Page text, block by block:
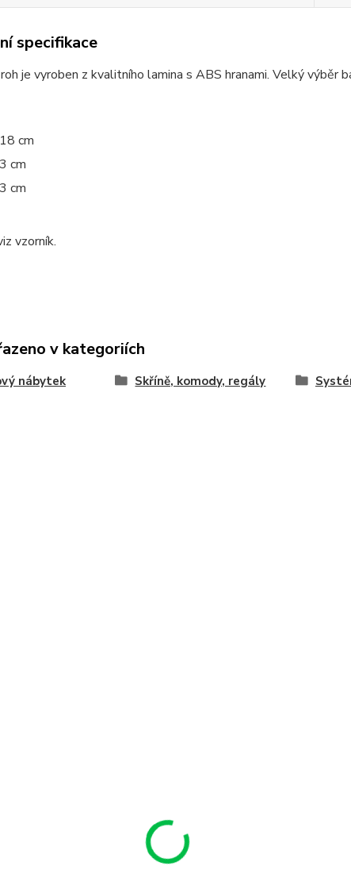
specifikace
je vyroben z kvalitního lamina s ABS hranami. Velký výběr
cm
cm
cm
vzorník.
v kategoriích
nábytek Skříně, komody, regály